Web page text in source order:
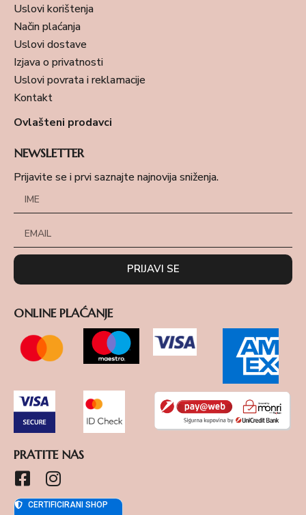
Uslovi korištenja
Način plaćanja
Uslovi dostave
Izjava o privatnosti
Uslovi povrata i reklamacije
Kontakt
Ovlašteni prodavci
NEWSLETTER
Prijavite se i prvi saznajte najnovija sniženja.
PRIJAVI SE
ONLINE PLAĆANJE
PRATITE NAS